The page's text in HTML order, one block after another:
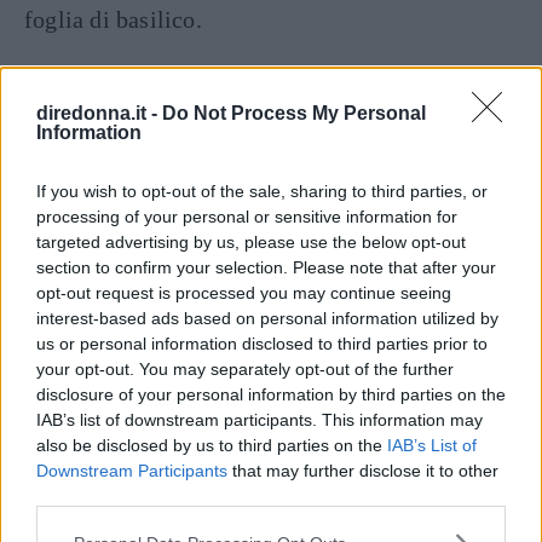
diredonna.it - Do Not Process My Personal
Information
If you wish to opt-out of the sale, sharing to third parties, or
processing of your personal or sensitive information for
targeted advertising by us, please use the below opt-out
section to confirm your selection. Please note that after your
opt-out request is processed you may continue seeing
interest-based ads based on personal information utilized by
us or personal information disclosed to third parties prior to
your opt-out. You may separately opt-out of the further
disclosure of your personal information by third parties on the
IAB’s list of downstream participants. This information may
also be disclosed by us to third parties on the IAB’s List of
Downstream Participants that may further disclose it to other
Please note that this website/app uses one or more Google
foglia di basilico.
DOSI PER 4 PERSONE
INGREDIENTI
1 melanzana
1 peperone
2 carotine
olio extravergine d’oliva
un cucchiaio di pecorino
peperoncino piccante
3 uova
100 g. di ricotta romana